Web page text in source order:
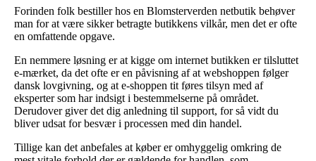
Forinden folk bestiller hos en Blomsterverden netbutik behøver
man for at være sikker betragte butikkens vilkår, men det er ofte
en omfattende opgave.
En nemmere løsning er at kigge om internet butikken er tilsluttet
e-mærket, da det ofte er en påvisning af at webshoppen følger
dansk lovgivning, og at e-shoppen tit føres tilsyn med af
eksperter som har indsigt i bestemmelserne på området.
Derudover giver det dig anledning til support, for så vidt du
bliver udsat for besvær i processen med din handel.
Tillige kan det anbefales at køber er omhyggelig omkring de